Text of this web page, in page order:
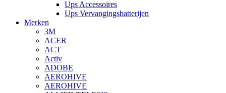
Ups Accessoires
Ups Vervangingsbatterijen
Merken
3M
ACER
ACT
Activ
ADOBE
AEROHIVE
AEROHIVE